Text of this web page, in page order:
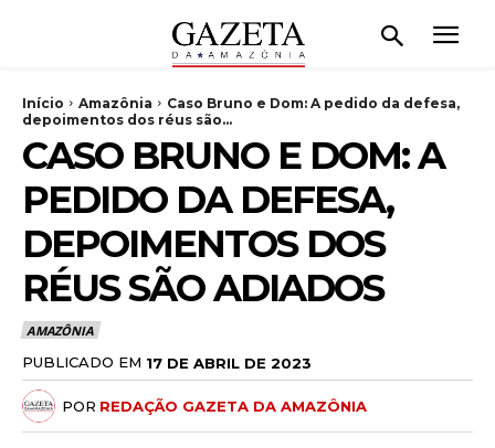
Início Amazônia
Caso Bruno e Dom: A pedido da defesa,
depoimentos dos réus são...
CASO BRUNO E DOM: A
PEDIDO DA DEFESA,
DEPOIMENTOS DOS
RÉUS SÃO ADIADOS
AMAZÔNIA
PUBLICADO EM 17 DE ABRIL DE 2023
POR REDAÇÃO GAZETA DA AMAZÔNIA